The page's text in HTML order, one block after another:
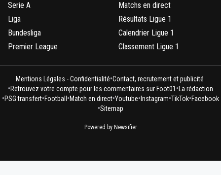
Serie A
Liga
Bundesliga
Premier League
Matchs en direct
Résultats Ligue 1
Calendrier Ligue 1
Classement Ligue 1
Mentions Légales - Confidentialité•Contact, recrutement et publicité
•Retrouvez votre compte pour les commentaires sur Foot01 • La rédaction
•PSG transfert•Football •Match en direct•Youtube• Instagram•TikTok•Facebook
•Sitemap
Powered by Newsifier